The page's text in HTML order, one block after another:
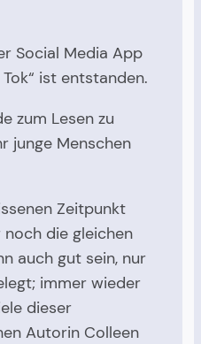
Social Media App
ist entstanden.
zum Lesen zu
junge Menschen
Zeitpunkt
die gleichen
auch gut sein, nur
immer wieder
dieser
Autorin Colleen